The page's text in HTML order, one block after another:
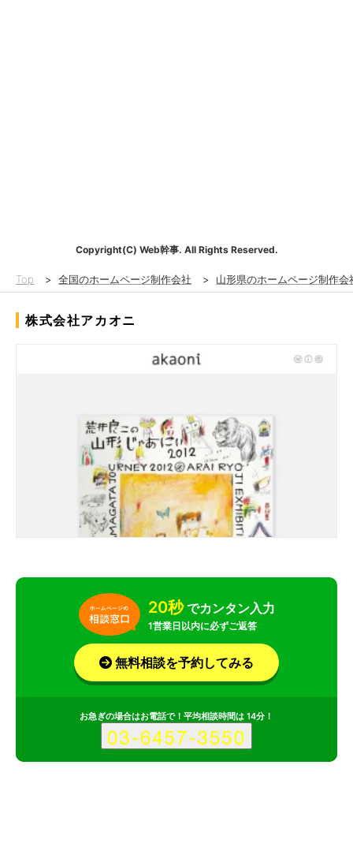
Copyright(C) Web幹事. All Rights Reserved.
Top > 全国のホームページ制作会社 > 山形県のホームページ制作会
株式会社アカオニ
20秒でカンタン入力
1営業日以内に必ずご返答
無料相談を予約してみる
お急ぎの場合はお電話で！平均相談時間は 14分！